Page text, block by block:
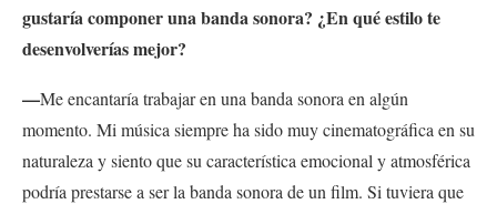
gustaría componer una banda sonora? ¿En qué estilo te
desenvolverías mejor?
—Me encantaría trabajar en una banda sonora en algún
momento. Mi música siempre ha sido muy cinematográfica en su
naturaleza y siento que su característica emocional y atmosférica
podría prestarse a ser la banda sonora de un film. Si tuviera que